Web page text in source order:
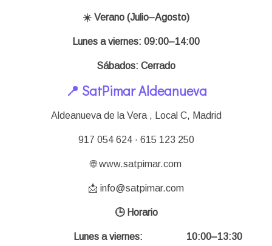
☀️ Verano (Julio–Agosto)
Lunes a viernes: 09:00–14:00
Sábados: Cerrado
📍 SatPimar Aldeanueva
Aldeanueva de la Vera , Local C, Madrid
917 054 624 · 615 123 250
🌐 www.satpimar.com
📩 info@satpimar.com
🕒 Horario
Lunes a viernes: 10:00–13:30